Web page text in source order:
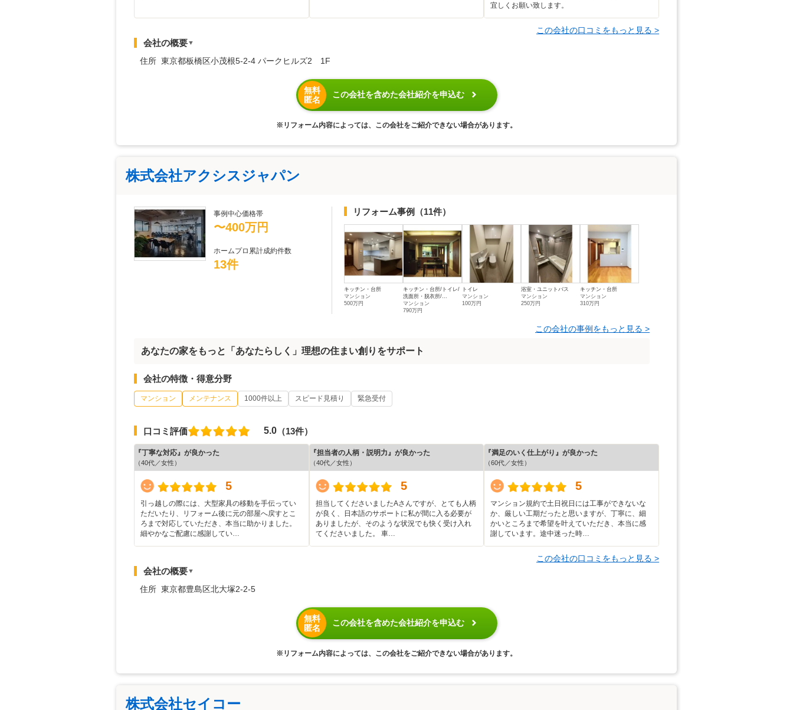
宜しくお願い致します。
この会社の口コミをもっと見る >
会社の概要▼
住所 東京都板橋区小茂根5-2-4 パークヒルズ2 1F
無料
匿名
この会社を含めた会社紹介を申込む
※リフォーム内容によっては、この会社をご紹介できない場合があります。
株式会社アクシスジャパン
事例中心価格帯
〜400万円
ホームプロ累計成約件数
13件
リフォーム事例 （11件）
キッチン・台所
マンション
500万円
キッチン・台所/トイレ/
洗面所・脱衣所/...
マンション
790万円
トイレ
マンション
100万円
浴室・ユニットバス
マンション
250万円
キッチン・台所
マンション
310万円
この会社の事例をもっと見る >
あなたの家をもっと「あなたらしく」理想の住まい創りをサポート
会社の特徴・得意分野
マンション メンテナンス 1000件以上 スピード見積り 緊急受付
口コミ評価 5.0 （13件）
『丁寧な対応』が良かった
（40代／女性）
5
引っ越しの際には、大型家具の移動を手伝ってい
ただいたり、リフォーム後に元の部屋へ戻すとこ
ろまで対応していただき、本当に助かりました。
細やかなご配慮に感謝してい…
『担当者の人柄・説明力』が良かった
（40代／女性）
5
担当してくださいましたAさんですが、とても人柄
が良く、日本語のサポートに私が間に入る必要が
ありましたが、そのような状況でも快く受け入れ
てくださいました。 車…
『満足のいく仕上がり』が良かった
（60代／女性）
5
マンション規約で土日祝日には工事ができないな
か、厳しい工期だったと思いますが、丁寧に、細
かいところまで希望を叶えていただき、本当に感
謝しています。途中迷った時…
この会社の口コミをもっと見る >
会社の概要▼
住所 東京都豊島区北大塚2-2-5
無料
匿名
この会社を含めた会社紹介を申込む
※リフォーム内容によっては、この会社をご紹介できない場合があります。
株式会社セイコー